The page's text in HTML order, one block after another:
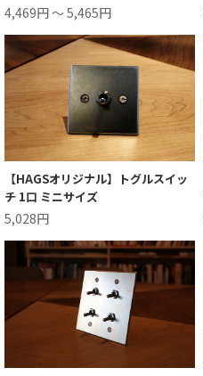
4,469円 ～ 5,465円
【HAGSオリジナル】トグルスイッ
チ 1口 ミニサイズ
5,028円